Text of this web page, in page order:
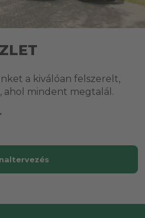
a kiválóan felszerelt,
mindent megtalál.